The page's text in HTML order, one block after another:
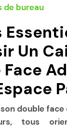
Un
Face
double
tous